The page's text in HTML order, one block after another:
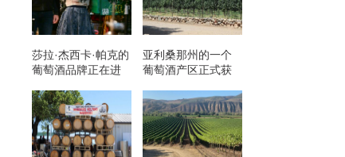
莎拉·杰西卡·帕克的
葡萄酒品牌正在进
亚利桑那州的一个
葡萄酒产区正式获